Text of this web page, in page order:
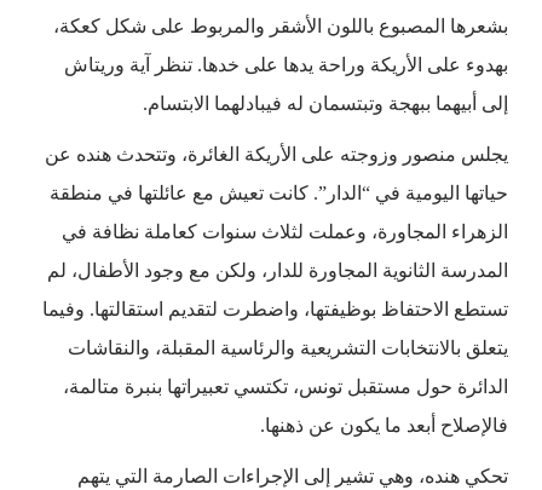
بشعرها المصبوع باللون الأشقر والمربوط على شكل كعكة،
بهدوء على الأريكة وراحة يدها على خدها. تنظر آية وريتاش
إلى أبيهما ببهجة وتبتسمان له فيبادلهما الابتسام.
يجلس منصور وزوجته على الأريكة الغائرة، وتتحدث هنده عن
حياتها اليومية في “الدار”. كانت تعيش مع عائلتها في منطقة
الزهراء المجاورة، وعملت لثلاث سنوات كعاملة نظافة في
المدرسة الثانوية المجاورة للدار، ولكن مع وجود الأطفال، لم
تستطع الاحتفاظ بوظيفتها، واضطرت لتقديم استقالتها. وفيما
يتعلق بالانتخابات التشريعية والرئاسية المقبلة، والنقاشات
الدائرة حول مستقبل تونس، تكتسي تعبيراتها بنبرة متالمة،
فالإصلاح أبعد ما يكون عن ذهنها.
تحكي هنده، وهي تشير إلى الإجراءات الصارمة التي يتهم